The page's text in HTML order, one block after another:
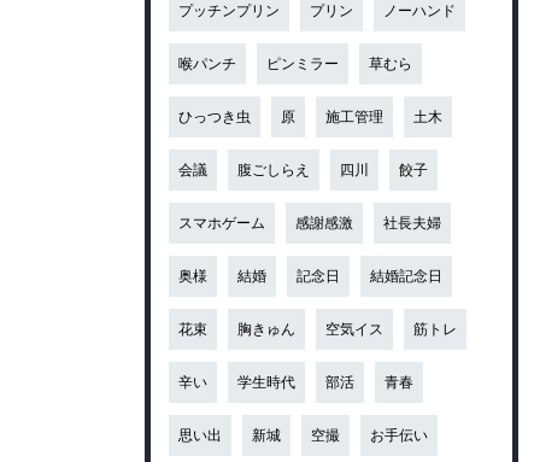
プッチンプリン プリン ノーハンド
喉パンチ ピンミラー 草むら
ひっつき虫 原 施工管理 土木
会議 腹ごしらえ 四川 餃子
スマホゲーム 感謝感激 社長夫婦
奥様 結婚 記念日 結婚記念日
花束 胸きゅん 空気イス 筋トレ
辛い 学生時代 部活 青春
思い出 新城 空撮 お手伝い